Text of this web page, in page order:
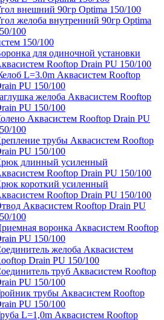
внешний 90гр Optima 150/100
желоба внутренний 90гр Optima
100
150/100
для одиночной установки
Rooftop Drain PU 150/100
L=3.0m Аквасистем Rooftop
PU 150/100
желоба Аквасистем Rooftop
PU 150/100
Аквасистем Rooftop Drain PU
100
трубы Аквасистем Rooftop
PU 150/100
длинный усиленный
Rooftop Drain PU 150/100
короткий усиленный
Rooftop Drain PU 150/100
Аквасистем Rooftop Drain PU
100
воронка Аквасистем Rooftop
PU 150/100
желоба Аквасистем
Drain PU 150/100
труб Аквасистем Rooftop
PU 150/100
трубы Аквасистем Rooftop
PU 150/100
L=1,0m Аквасистем Rooftop